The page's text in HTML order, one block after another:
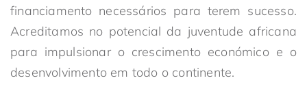
financiamento necessários para terem sucesso.
Acreditamos no potencial da juventude africana
para impulsionar o crescimento económico e o
desenvolvimento em todo o continente.